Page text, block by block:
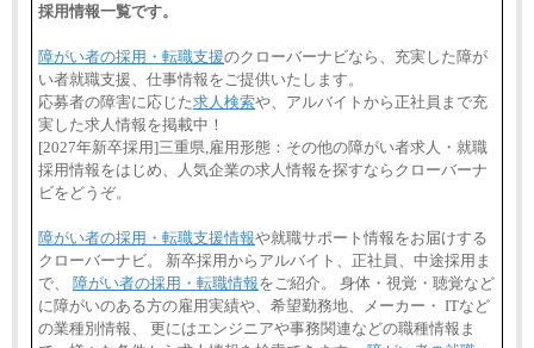
採用情報一覧です。
障がい者の採用・転職支援のクローバーナビなら、充実した障が
い者就職支援、仕事情報をご提供いたします。
応募者の障害に応じた求人検索や、アルバイトから正社員まで充
実した求人情報を掲載中！
[2027年新卒採用]三重県,雇用形態：その他の障がい者求人・就職
採用情報をはじめ、人気企業の求人情報を探すならクローバーナ
ビをどうぞ。
障がい者の採用・転職支援情報や就職サポート情報をお届けする
クローバーナビ。 新卒採用からアルバイト、正社員、中途採用ま
で、 障がい者の採用・転職情報をご紹介。 身体・視覚・聴覚など
に障がいのある方の雇用実績や、希望勤務地、メーカー・ ITなど
の業種別情報、 更にはエンジニアや事務関連などの職種情報ま